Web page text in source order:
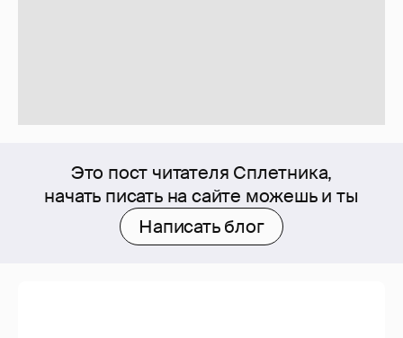
Это пост читателя Сплетника,
начать писать на сайте можешь и ты
Написать блог